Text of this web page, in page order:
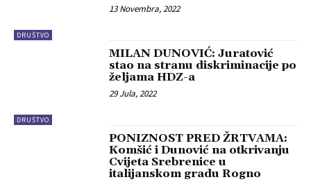
DRUŠTVO
13 Novembra, 2022
DRUŠTVO
MILAN DUNOVIĆ: Juratović
stao na stranu diskriminacije po
željama HDZ-a
29 Jula, 2022
PONIZNOST PRED ŽRTVAMA:
Komšić i Dunović na otkrivanju
Cvijeta Srebrenice u
italijanskom gradu Rogno